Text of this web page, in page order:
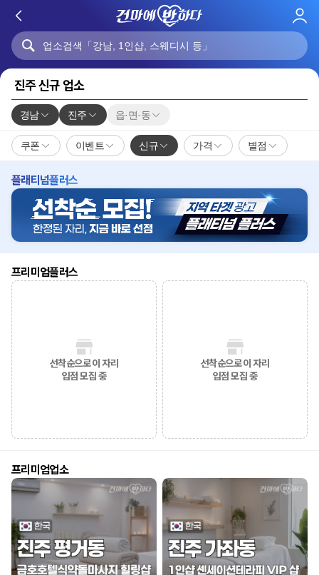
로
진주 신규 업소
경남 진주 읍·면·동
쿠폰 이벤트 신규 가격 별점
플래티넘플러스
프리미엄플러스
선착순으로 이 자리
입점 모집 중
선착순으로 이 자리
입점 모집 중
프리미엄업소